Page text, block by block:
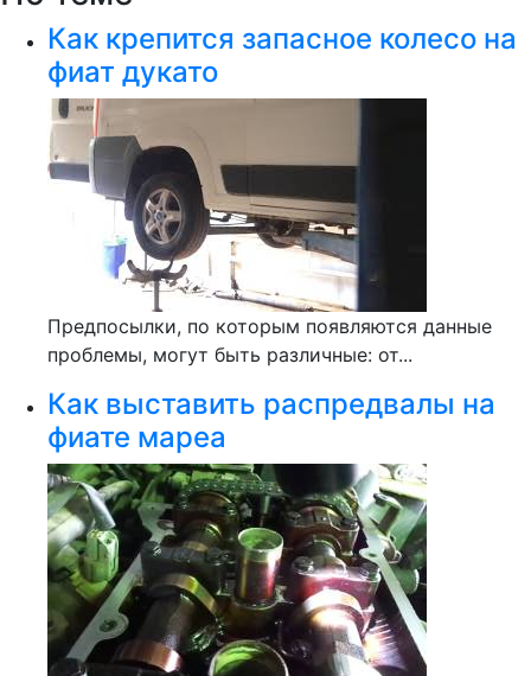
Как крепится запасное колесо на
фиат дукато
Предпосылки, по которым появляются данные
проблемы, могут быть различные: от...
Как выставить распредвалы на
фиате мареа